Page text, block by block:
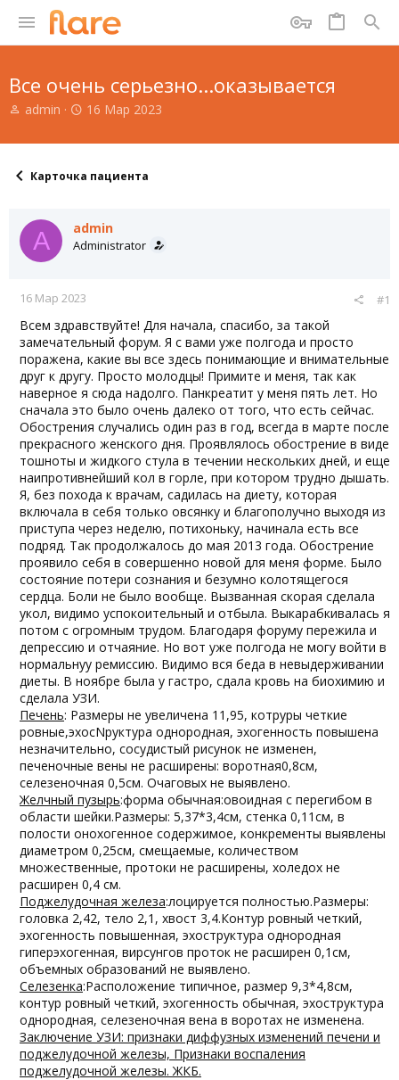
Все очень серьезно...оказывается
А
т
м
admin
Д
т
н
а
л
16 Мар 2023
Карточка пациента
A admin
Administrator
16 Мар 2023 #1
Всем здравствуйте! Для начала, спасибо, за такой
замечательный форум. Я с вами уже полгода и просто
поражена, какие вы все здесь понимающие и внимательные
друг к другу. Просто молодцы! Примите и меня, так как
наверное я сюда надолго. Панкреатит у меня пять лет. Но
сначала это было очень далеко от того, что есть сейчас.
Обострения случались один раз в год, всегда в марте после
прекрасного женского дня. Проявлялось обострение в виде
тошноты и жидкого стула в течении нескольких дней, и еще
наипротивнейший кол в горле, при котором трудно дышать.
Я, без похода к врачам, садилась на диету, которая
включала в себя только овсянку и благополучно выходя из
приступа через неделю, потихоньку, начинала есть все
подряд. Так продолжалось до мая 2013 года. Обострение
проявило себя в совершенно новой для меня форме. Было
состояние потери сознания и безумно колотящегося
сердца. Боли не было вообще. Вызванная скорая сделала
укол, видимо успокоительный и отбыла. Выкарабкивалась я
потом с огромным трудом. Благодаря форуму пережила и
депрессию и отчаяние. Но вот уже полгода не могу войти в
нормальнуу ремиссию. Видимо вся беда в невыдерживании
диеты. В ноябре была у гастро, сдала кровь на биохимию и
сделала УЗИ.
Печень: Размеры не увеличена 11,95, котруры четкие
ровные,эхосNруктура однородная, эхогенность повышена
незначительно, сосудистый рисунок не изменен,
печеночные вены не расширены: воротная0,8см,
селезеночная 0,5см. Очаговых не выявлено.
Желчный пузырь:форма обычная:овоидная с перегибом в
области шейки.Размеры: 5,37*3,4см, стенка 0,11см, в
полости онохогенное содержимое, конкременты выявлены
диаметром 0,25см, смещаемые, количеством
множественные, протоки не расширены, холедох не
расширен 0,4 см.
Поджелудочная железа:лоцируется полностью.Размеры:
головка 2,42, тело 2,1, хвост 3,4.Контур ровный четкий,
эхогенность повышенная, эхоструктура однородная
гиперэхогенная, вирсунгов проток не расширен 0,1см,
объемных образований не выявлено.
Селезенка:Расположение типичное, размер 9,3*4,8см,
контур ровный четкий, эхогенность обычная, эхоструктура
однородная, селезеночная вена в воротах не изменена.
Заключение УЗИ: признаки диффузных изменений печени и
поджелудочной железы, Признаки воспаления
поджелудочной железы. ЖКБ.